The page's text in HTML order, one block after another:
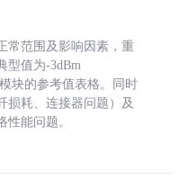
常范围及影响因素，重
型值为-3dBm
块的参考值表格。同时
损耗、连接器问题）及
能问题。